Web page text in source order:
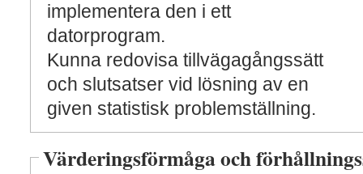
implementera den i ett
datorprogram.
Kunna redovisa tillvägagångssätt
och slutsatser vid lösning av en
given statistisk problemställning.
Värderingsförmåga och